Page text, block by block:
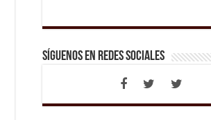
Síguenos en Redes Sociales